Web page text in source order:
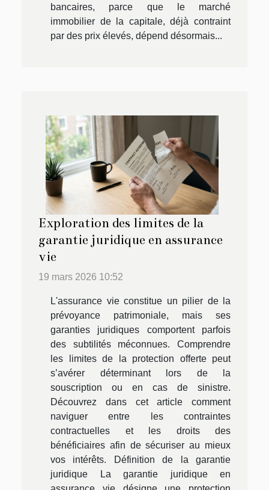
bancaires, parce que le marché
immobilier de la capitale, déjà contraint
par des prix élevés, dépend désormais...
Exploration des limites de la
garantie juridique en assurance
vie
19 mars 2026 10:52
L'assurance vie constitue un pilier de la
prévoyance patrimoniale, mais ses
garanties juridiques comportent parfois
des subtilités méconnues. Comprendre
les limites de la protection offerte peut
s’avérer déterminant lors de la
souscription ou en cas de sinistre.
Découvrez dans cet article comment
naviguer entre les contraintes
contractuelles et les droits des
bénéficiaires afin de sécuriser au mieux
vos intérêts. Définition de la garantie
juridique La garantie juridique en